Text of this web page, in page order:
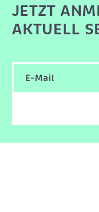
JETZT
AKTUELL